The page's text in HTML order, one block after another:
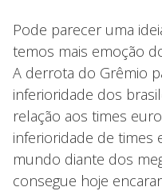
Pode parecer uma
temos mais emoção
A derrota do Grêmio
inferioridade dos
relação aos times
inferioridade de times
mundo diante dos
consegue hoje